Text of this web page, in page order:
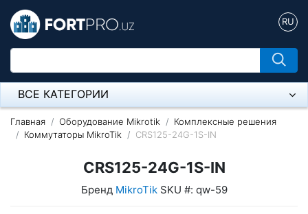
RU
ВСЕ КАТЕГОРИИ
Микрофон
Главная Оборудование Mikrotik
Комплексные решения
Коммутаторы MikroTik
CRS125-24G-1S-IN
CRS125-24G-1S-IN
Бренд MikroTik SKU #: qw-59